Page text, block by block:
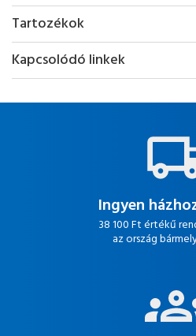
Tartozékok
Kapcsolódó linkek
Ingyen
38 100 Ft értékű
az ország